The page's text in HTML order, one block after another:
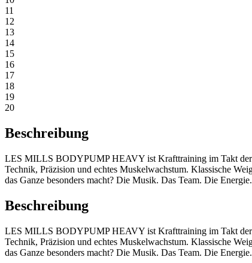
11
12
13
14
15
16
17
18
19
20
Beschreibung
LES MILLS BODYPUMP HEAVY ist Krafttraining im Takt der
Technik, Präzision und echtes Muskelwachstum. Klassische
das Ganze besonders macht? Die Musik. Das Team. Die
Beschreibung
LES MILLS BODYPUMP HEAVY ist Krafttraining im Takt der
Technik, Präzision und echtes Muskelwachstum. Klassische
das Ganze besonders macht? Die Musik. Das Team. Die